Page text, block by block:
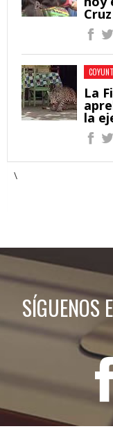
Cruz
La
la
\
SÍGUENOS